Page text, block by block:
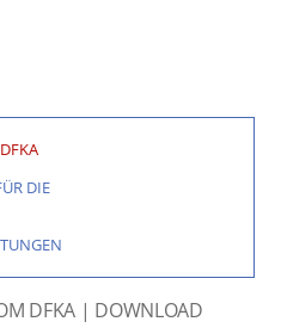
DIE
DFKA | DOWNLOAD